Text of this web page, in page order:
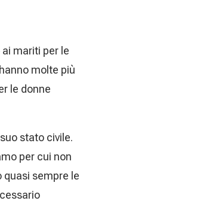
mariti per le
molte più
le donne
stato civile.
per cui non
quasi sempre le